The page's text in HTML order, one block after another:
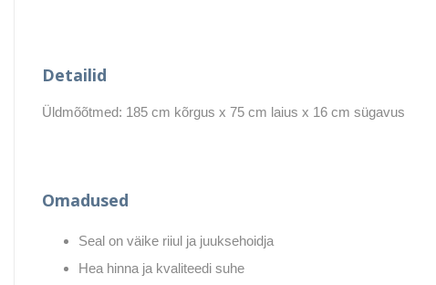
Detailid
Üldmõõtmed: 185 cm kõrgus x 75 cm laius x 16 cm sügavus
Omadused
Seal on väike riiul ja juuksehoidja
Hea hinna ja kvaliteedi suhe